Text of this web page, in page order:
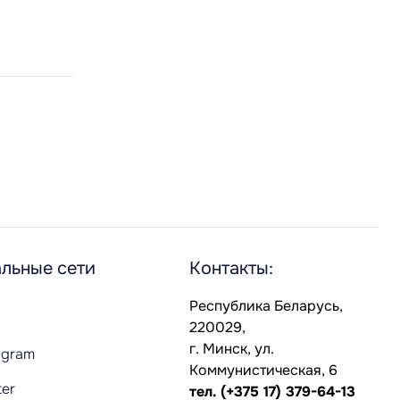
сети Контакты:
Республика Беларусь,
220029,
г. Минск, ул.
Коммунистическая, 6
тел. (+375 17) 379-64-13